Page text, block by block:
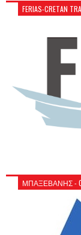
FERIAS-CRETAN
ΜΠΑΞΕΒΑΝΗΣ -